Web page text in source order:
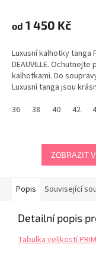
od 1 450 Kč
Luxusní kalhotky tanga
DEAUVILLE.
kalhotkami. Do
Luxusní tanga jsou
36
38 40 42
ZOBRAZIT
Popis Související
Detailní popis
Tabulka velikostí